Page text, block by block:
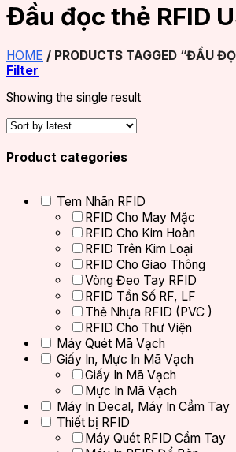
Đầu đọc thẻ RFID
HOME / PRODUCTS TAGGED “ĐẦU
Filter
Showing the single result
Product categories
Tem Nhãn RFID
RFID Cho May Mặc
RFID Cho Kim Hoàn
RFID Trên Kim Loại
RFID Cho Giao Thông
Vòng Đeo Tay RFID
RFID Tần Số RF, LF
Thẻ Nhựa RFID (PVC )
RFID Cho Thư Viện
Máy Quét Mã Vạch
Giấy In, Mực In Mã Vạch
Giấy In Mã Vạch
Mực In Mã Vạch
Máy In Decal, Máy In Cầm Tay
Thiết bị RFID
Máy Quét RFID Cầm Tay